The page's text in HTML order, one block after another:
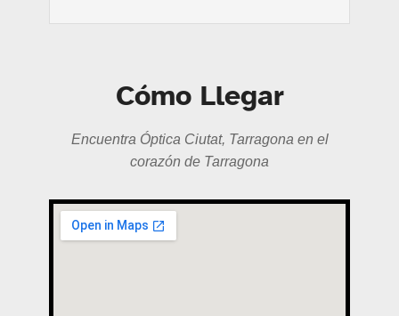
Cómo Llegar
Encuentra Óptica Ciutat, Tarragona en el
corazón de Tarragona